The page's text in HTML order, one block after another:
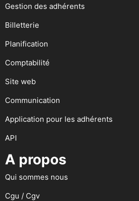
Gestion des adhérents
Billetterie
Planification
Comptabilité
Site web
Communication
Application pour les adhérents
API
A propos
Qui sommes nous
Cgu / Cgv